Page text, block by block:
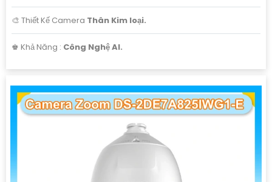
🎨 Thiết Kế Camera Thân Kim loại.
️♚ Khả Năng : Công Nghệ AI.